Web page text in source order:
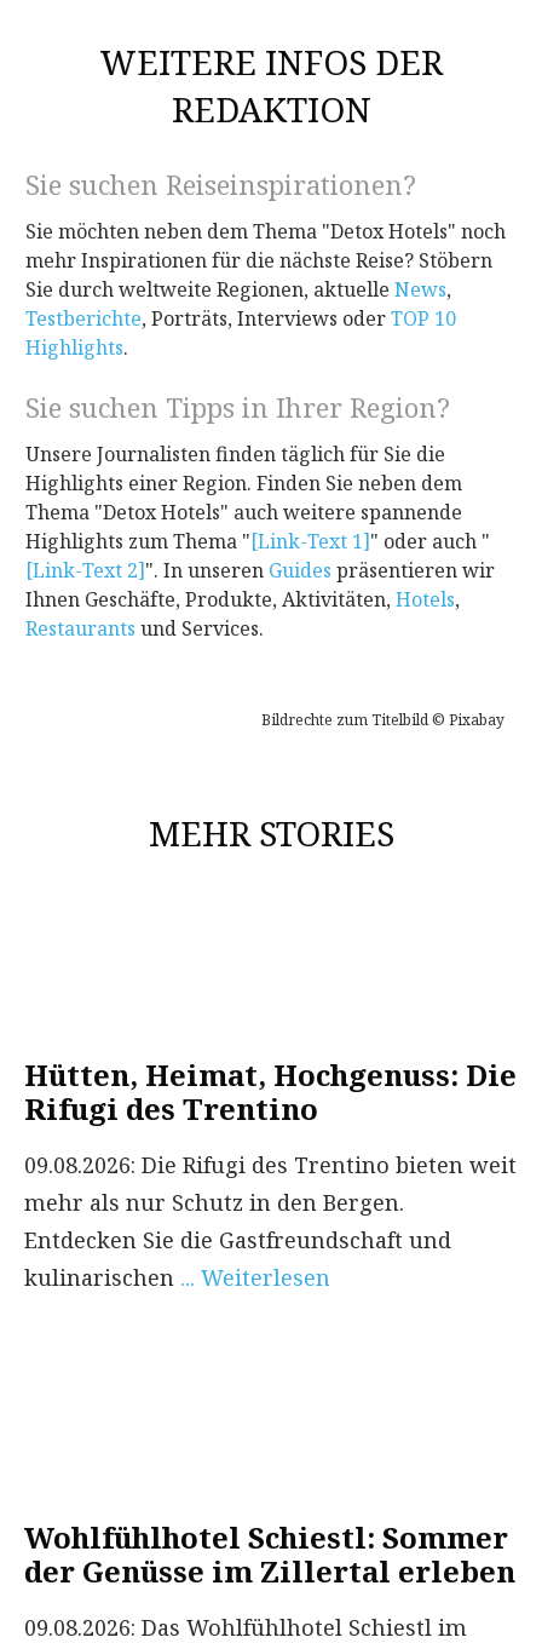
WEITERE INFOS DER
REDAKTION
Sie suchen Reiseinspirationen?
Sie möchten neben dem Thema "Detox Hotels" noch
mehr Inspirationen für die nächste Reise? Stöbern
Sie durch weltweite Regionen, aktuelle News,
Testberichte, Porträts, Interviews oderTOP 10
Highlights.
Sie suchen Tipps in Ihrer Region?
Unsere Journalisten finden täglich für Sie die
Highlights einer Region. Finden Sie neben dem
Thema "Detox Hotels" auch weitere spannende
Highlights zum Thema "[Link-Text 1]" oder auch "
[Link-Text 2]". In unseren Guides präsentieren wir
Ihnen Geschäfte, Produkte, Aktivitäten,Hotels,
Restaurants und Services.
Bildrechte zum Titelbild © Pixabay
MEHR STORIES
Hütten, Heimat, Hochgenuss: Die
Rifugi des Trentino
09.08.2026: Die Rifugi des Trentino bieten weit
mehr als nur Schutz in den Bergen.
Entdecken Sie die Gastfreundschaft und
kulinarischen ... Weiterlesen
Wohlfühlhotel Schiestl: Sommer
der Genüsse im Zillertal erleben
09.08.2026: Das Wohlfühlhotel Schiestl im